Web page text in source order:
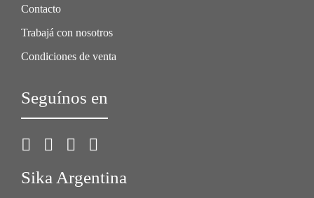
Contacto
Trabajá con nosotros
Condiciones de venta
Seguínos en
Sika Argentina